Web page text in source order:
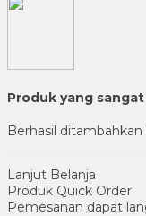
Produk yang
Berhasil
Lanjut Belanja
Produk Quick Order
Pemesanan dapat